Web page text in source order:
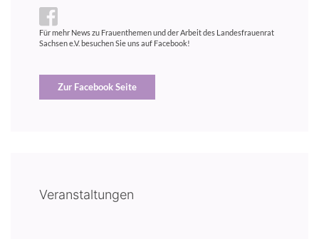
Für mehr News zu Frauenthemen und der Arbeit des Landesfrauenrat
Sachsen e.V. besuchen Sie uns auf Facebook!
Zur Facebook Seite
Veranstaltungen